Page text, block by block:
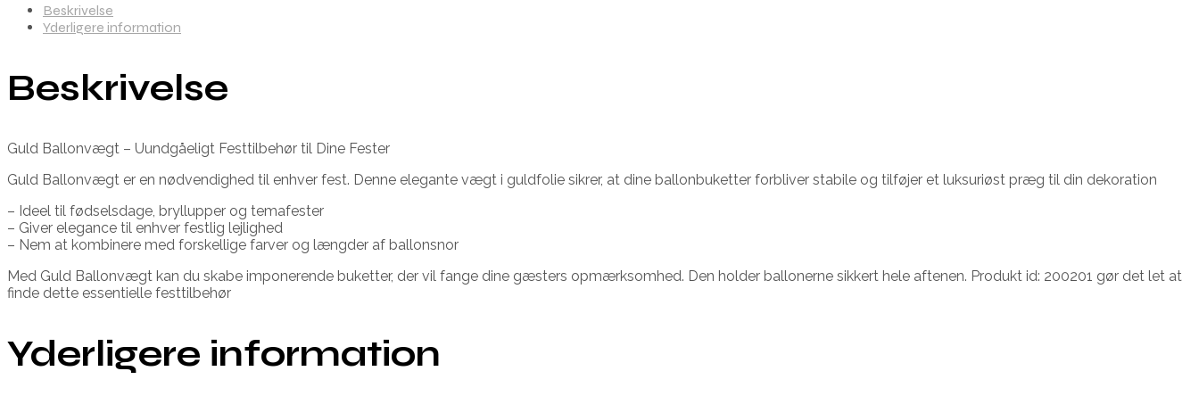
Beskrivelse
Yderligere information
Beskrivelse
Guld Ballonvægt – Uundgåeligt Festtilbehør til Dine Fester
Guld Ballonvægt er en nødvendighed til enhver fest. Denne elegante vægt i guldfolie sikrer, at dine ballonbuketter forbliver stabile og tilføjer et luksuriøst præg til din dekoration
– Ideel til fødselsdage, bryllupper og temafester
– Giver elegance til enhver festlig lejlighed
– Nem at kombinere med forskellige farver og længder af ballonsnor
Med Guld Ballonvægt kan du skabe imponerende buketter, der vil fange dine gæsters opmærksomhed. Den holder ballonerne sikkert hele aftenen. Produkt id: 200201 gør det let at
finde dette essentielle festtilbehør
Yderligere information